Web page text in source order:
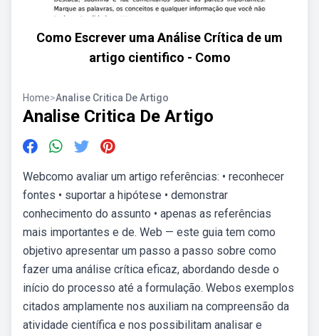
Como Escrever uma Análise Crítica de um
artigo cientifico - Como
Home>Analise Critica De Artigo
Analise Critica De Artigo
Webcomo avaliar um artigo referências: • reconhecer
fontes • suportar a hipótese • demonstrar
conhecimento do assunto • apenas as referências
mais importantes e de. Web — este guia tem como
objetivo apresentar um passo a passo sobre como
fazer uma análise crítica eficaz, abordando desde o
início do processo até a formulação. Webos exemplos
citados amplamente nos auxiliam na compreensão da
atividade científica e nos possibilitam analisar e